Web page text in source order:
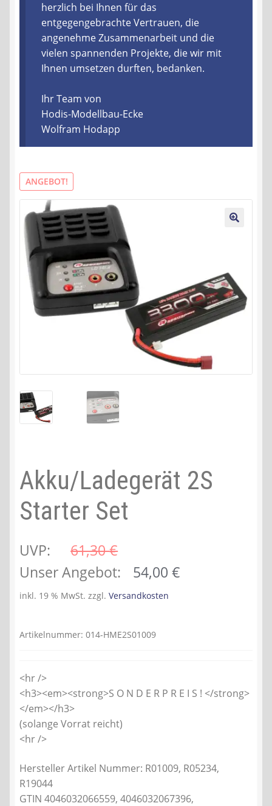
Batterien- und Akku Verordnung
Elektro- und Elektronikgeräte Verordnung
Vereine & Foren
Kontakt
AGB
Widerrufsbelehrung
Datenschutzerklärung
Impressum
herzlich bei Ihnen für das
entgegengebrachte Vertrauen, die
angenehme Zusammenarbeit und die
vielen spannenden Projekte, die wir mit
Ihnen umsetzen durften, bedanken.
Ihr Team von
Hodis-Modellbau-Ecke
Wolfram Hodapp
ANGEBOT!
Akku/Ladegerät 2S
Starter Set
UVP: 61,30 €
Ursprünglicher
Preis
61,30 €
Unser Angebot: 54,00 €Aktueller
inkl. 19 % MwSt. zzgl. Versandkosten
<hr />
<h3><em><strong>S O N D E R P R E I S ! </strong>
</em></h3>
(solange Vorrat reicht)
<hr />
Hersteller Artikel Nummer: R01009, R05234,
R19044
GTIN 4046032066559, 4046032067396,
Artikelnummer: 014-HME2S01009